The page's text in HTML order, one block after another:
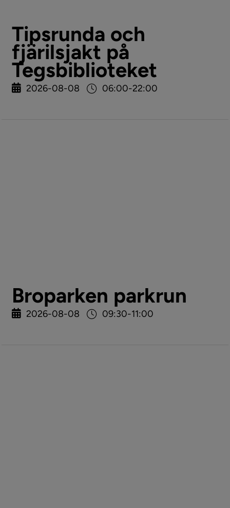
Tipsrunda och
fjärilsjakt på
Tegsbiblioteket
2026-08-08 06:00-22:00
Broparken parkrun
2026-08-08 09:30-11:00